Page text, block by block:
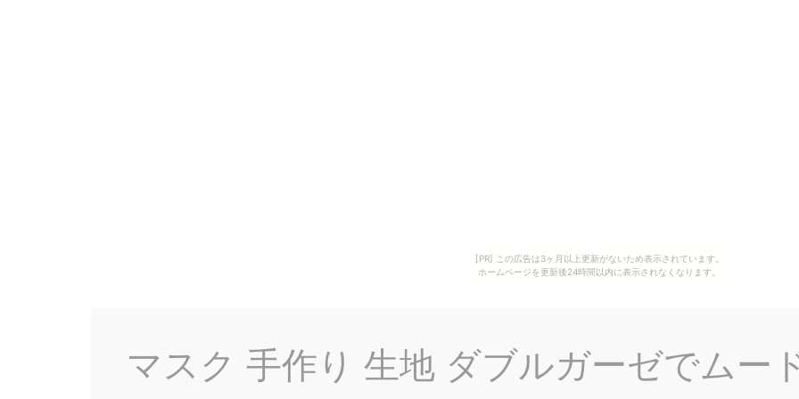
[PR] この広告は3ヶ月以上更新がないため表示されています。
ホームページを更新後24時間以内に表示されなくなります。
マスク 手作り 生地 ダブルガーゼでムー